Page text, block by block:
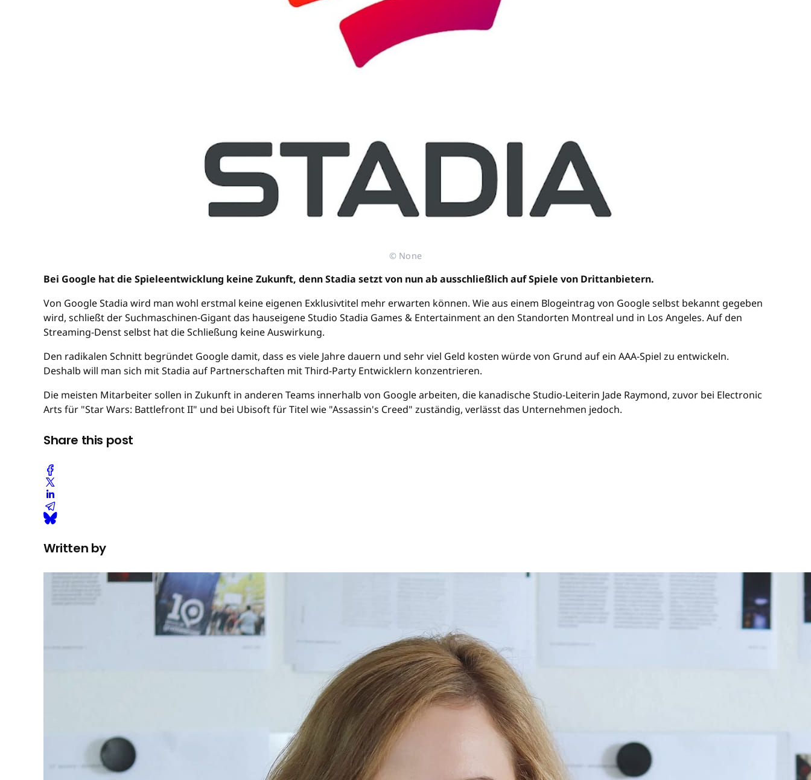
© None
Bei Google hat die Spieleentwicklung keine Zukunft, denn Stadia setzt von nun ab ausschließlich auf Spiele von Drittanbietern.
Von Google Stadia wird man wohl erstmal keine eigenen Exklusivtitel mehr erwarten können. Wie aus einem Blogeintrag von Google selbst bekannt gegeben
wird, schließt der Suchmaschinen-Gigant das hauseigene Studio Stadia Games & Entertainment an den Standorten Montreal und in Los Angeles. Auf den
Streaming-Denst selbst hat die Schließung keine Auswirkung.
Den radikalen Schnitt begründet Google damit, dass es viele Jahre dauern und sehr viel Geld kosten würde von Grund auf ein AAA-Spiel zu entwickeln.
Deshalb will man sich mit Stadia auf Partnerschaften mit Third-Party Entwicklern konzentrieren.
Die meisten Mitarbeiter sollen in Zukunft in anderen Teams innerhalb von Google arbeiten, die kanadische Studio-Leiterin Jade Raymond, zuvor bei Electronic
Arts für "Star Wars: Battlefront II" und bei Ubisoft für Titel wie "Assassin's Creed" zuständig, verlässt das Unternehmen jedoch.
Share this post
Written by